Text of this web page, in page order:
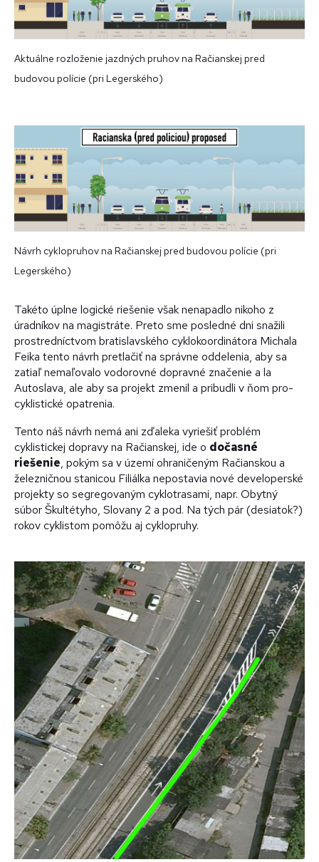
Aktuálne rozloženie jazdných pruhov na Račianskej pred
budovou polície (pri Legerského)
Návrh cyklopruhov na Račianskej pred budovou polície (pri
Legerského)
Takéto úplne logické riešenie však nenapadlo nikoho z
úradníkov na magistráte. Preto sme posledné dni snažili
prostredníctvom bratislavského cyklokoordinátora Michala
Feika tento návrh pretlačiť na správne oddelenia, aby sa
zatiaľ nemaľovalo vodorovné dopravné značenie a la
Autoslava, ale aby sa projekt zmenil a pribudli v ňom pro-
cyklistické opatrenia.
Tento náš návrh nemá ani zďaleka vyriešiť problém
cyklistickej dopravy na Račianskej, ide o dočasné
riešenie, pokým sa v území ohraničeným Račianskou a
železničnou stanicou Filiálka nepostavia nové developerské
projekty so segregovaným cyklotrasami, napr. Obytný
súbor Škultétyho, Slovany 2 a pod. Na tých pár (desiatok?)
rokov cyklistom pomôžu aj cyklopruhy.